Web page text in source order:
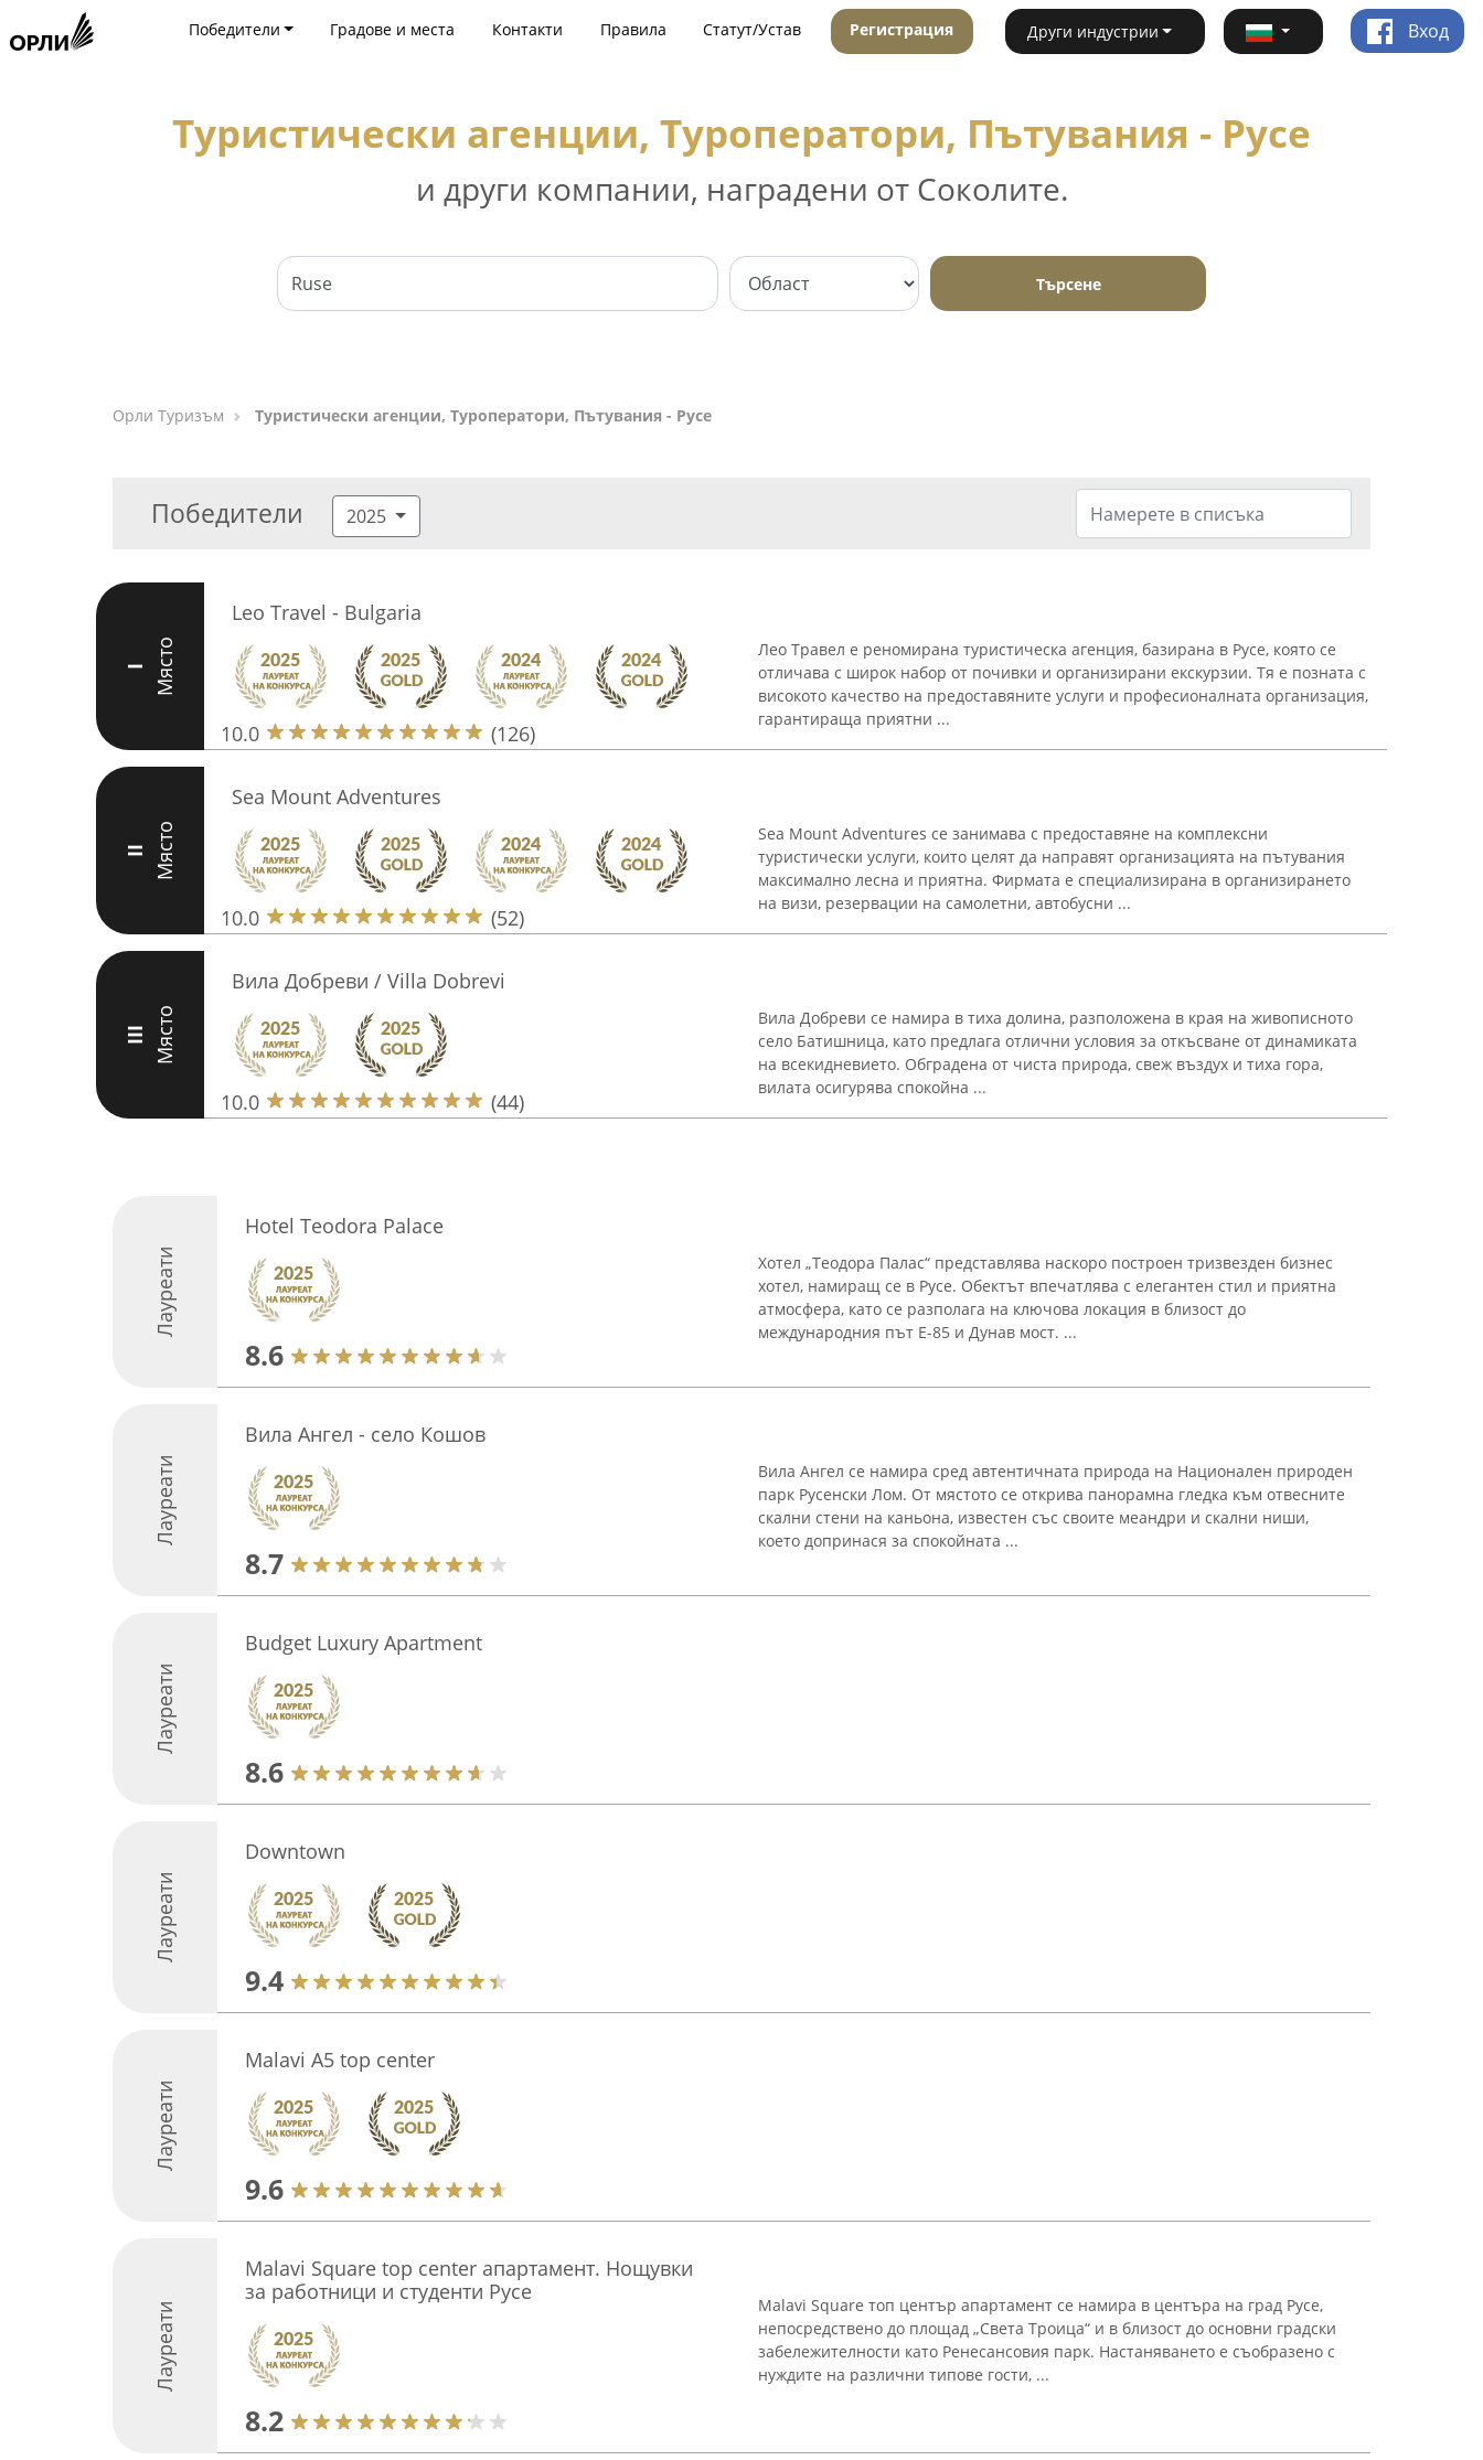
Победители Градове и места Контакти Правила Статут/Устав Регистрация Други индустрии Вход
Туристически агенции, Туроператори, Пътувания - Русе
и други компании, наградени от Соколите.
Търсене
Орли Туризъм Туристически агенции, Туроператори, Пътувания - Русе
Победители 2025
I Място
Leo Travel - Bulgaria
10.0 (126)
Лео Травел е реномирана туристическа агенция, базирана в Русе, която се
отличава с широк набор от почивки и организирани екскурзии. Тя е позната с
високото качество на предоставяните услуги и професионалната организация,
гарантираща приятни ...
II Място
Sea Mount Adventures
10.0 (52)
Sea Mount Adventures се занимава с предоставяне на комплексни
туристически услуги, които целят да направят организацията на пътувания
максимално лесна и приятна. Фирмата е специализирана в организирането
на визи, резервации на самолетни, автобусни ...
III Място
Вила Добреви / Villa Dobrevi
10.0 (44)
Вила Добреви се намира в тиха долина, разположена в края на живописното
село Батишница, като предлага отлични условия за откъсване от динамиката
на всекидневието. Обградена от чиста природа, свеж въздух и тиха гора,
вилата осигурява спокойна ...
Лауреати
Hotel Teodora Palace
8.6
Хотел „Теодора Палас“ представлява наскоро построен тризвезден бизнес
хотел, намиращ се в Русе. Обектът впечатлява с елегантен стил и приятна
атмосфера, като се разполага на ключова локация в близост до
международния път Е-85 и Дунав мост. ...
Лауреати
Вила Ангел - село Кошов
8.7
Вила Ангел се намира сред автентичната природа на Национален природен
парк Русенски Лом. От мястото се открива панорамна гледка към отвесните
скални стени на каньона, известен със своите меандри и скални ниши,
което допринася за спокойната ...
Лауреати
Budget Luxury Apartment
8.6
Лауреати
Downtown
9.4
Лауреати
Malavi A5 top center
9.6
Лауреати
Malavi Square top center апартамент. Нощувки
за работници и студенти Русе
8.2
Malavi Square топ център апартамент се намира в центъра на град Русе,
непосредствено до площад „Света Троица“ и в близост до основни градски
забележителности като Ренесансовия парк. Настаняването е съобразено с
нуждите на различни типове гости, ...